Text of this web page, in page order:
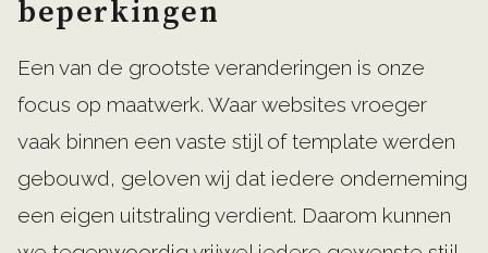
beperkingen
Een van de grootste veranderingen is onze
focus op maatwerk. Waar websites vroeger
vaak binnen een vaste stijl of template werden
gebouwd, geloven wij dat iedere onderneming
een eigen uitstraling verdient. Daarom kunnen